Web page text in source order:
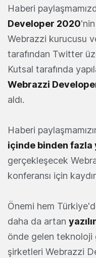
Haberi
Developer 2020
Webrazzi kurucusu
tarafından Twitter
Kutsal tarafında
Webrazzi
aldı.
Haberi
içinde binden fazla
gerçekleşecek
konferansı için
Önemi hem
daha da artan
önde gelen teknoloji
şirketleri Webrazzi